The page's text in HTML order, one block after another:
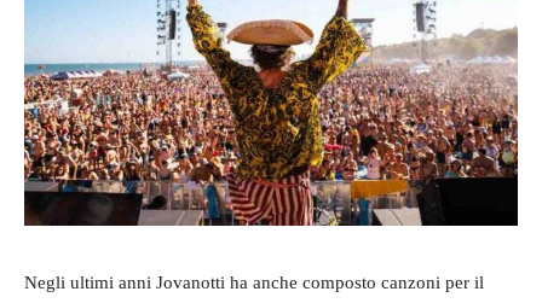
Negli ultimi anni Jovanotti ha anche composto canzoni per il